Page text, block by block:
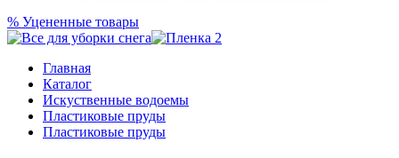
% Уцененные товары
Главная
Каталог
Искуственные водоемы
Пластиковые пруды
Пластиковые пруды